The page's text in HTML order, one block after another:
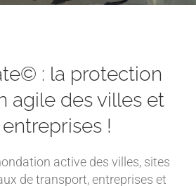
: la protection
agile des villes et
!
active des villes, sites
de transport, entreprises et